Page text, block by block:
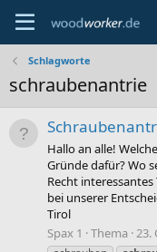
Schlagworte
schraubenantrie
Hallo an alle!
Gründe dafür? Wo
Recht
bei unserer
Tirol
Spax 1
Thema 23.